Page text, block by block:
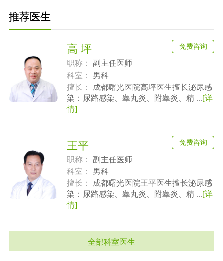
推荐医生
高 坪
职称：
副主任医师
科室：
男科
擅长：
成都曙光医院高坪医生擅长泌尿感
染：尿路感染、睾丸炎、附睾炎、精 ...[详
情]
免费咨询
王平
职称：
副主任医师
科室：
男科
擅长：
成都曙光医院王平医生擅长泌尿感
染：尿路感染、睾丸炎、附睾炎、精 ...[详
情]
免费咨询
全部科室医生